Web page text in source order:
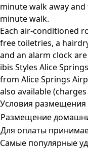
minute walk away
minute walk.
Each air-conditioned
free toiletries, a
and an alarm clock
ibis Styles Alice
from Alice Springs
also available
Условия размещения
Размещение
Для оплаты
Самые популярные